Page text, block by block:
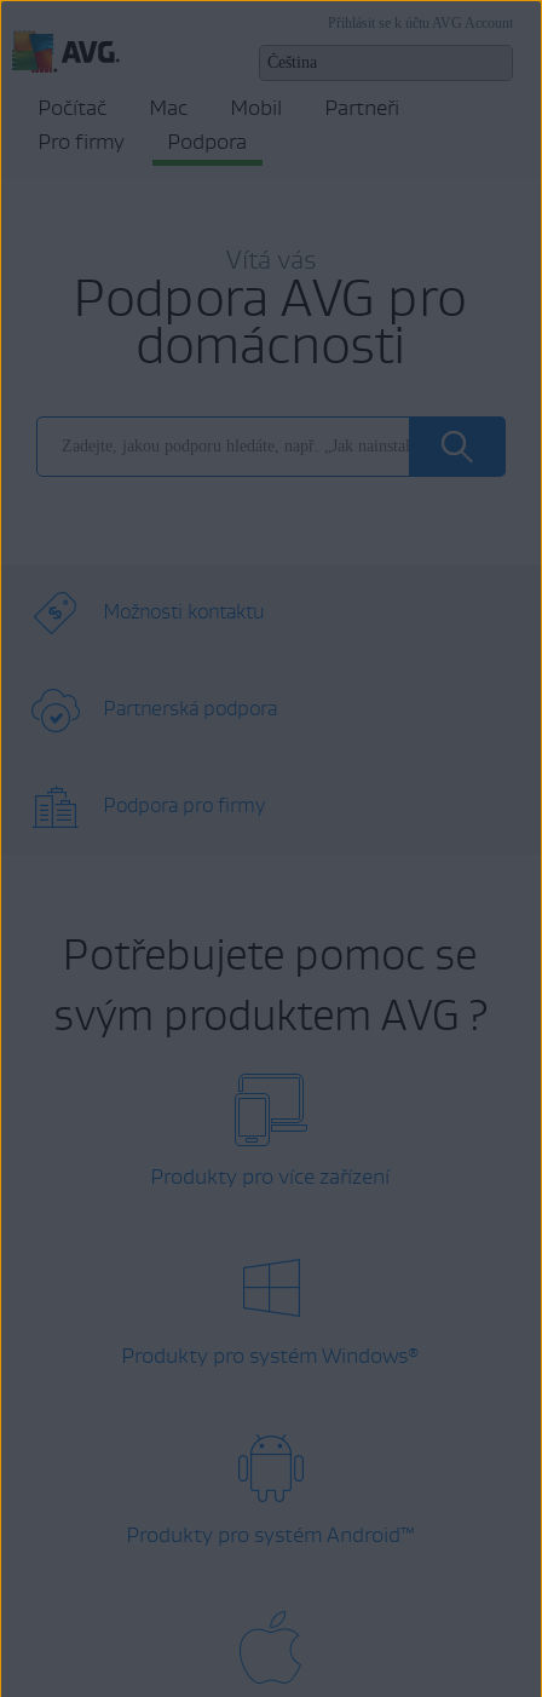
Přihlásit se k účtu AVG Account
Počítač Mac Mobil
Partneři
Pro firmy
Podpora
Vítá vás
Podpora AVG pro
domácnosti
Možnosti kontaktu
Partnerská podpora
Podpora pro firmy
Potřebujete pomoc se
svým produktem AVG ?
Produkty pro více zařízení
Produkty pro systém Windows®
Produkty pro systém Android™